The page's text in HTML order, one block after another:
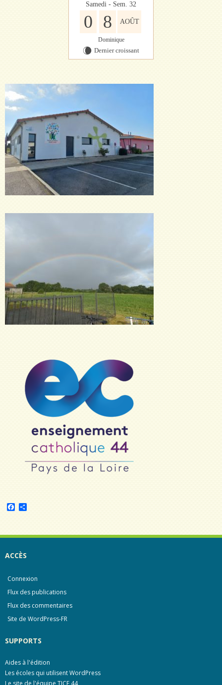
Samedi - Sem. 32
0 8 AOÛT
Dominique
W Dernier croissant
b
o
a
ACCÈS
Connexion
Flux des publications
Flux des commentaires
Site de WordPress-FR
SUPPORTS
Aides à l'édition
Les écoles qui utilisent WordPress